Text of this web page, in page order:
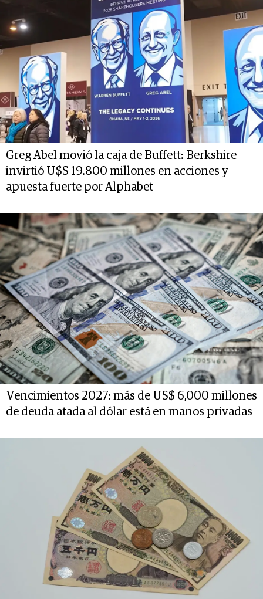
Greg Abel movió la caja de Buffett: Berkshire
invirtió U$S 19.800 millones en acciones y
apuesta fuerte por Alphabet
Vencimientos 2027: más de US$ 6,000 millones
de deuda atada al dólar está en manos privadas